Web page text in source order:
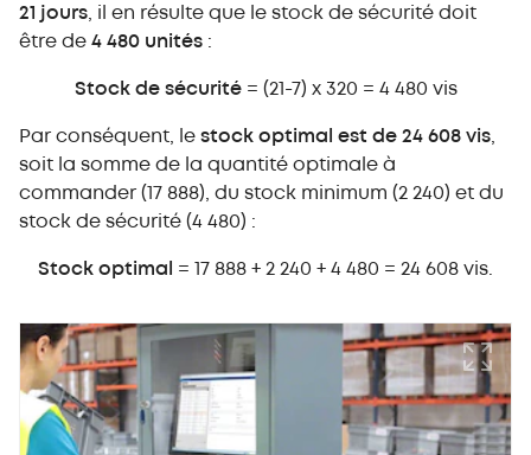
21 jours , il en résulte que le stock de sécurité doit
être de 4 480 unités :
Stock de sécurité = (21-7) x 320 = 4 480 vis
Par conséquent, le stock optimal est de 24 608 vis
soit la somme de la quantité optimale à
commander (17 888), du stock minimum (2 240) et du
stock de sécurité (4 480) :
Stock optimal = 17 888 + 2 240 + 4 480 = 24 608 vis.